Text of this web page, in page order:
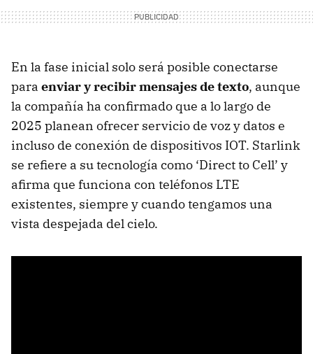
En la fase inicial solo será posible conectarse
para enviar y recibir mensajes de texto, aunque
la compañía ha confirmado que a lo largo de
2025 planean ofrecer servicio de voz y datos e
incluso de conexión de dispositivos IOT. Starlink
se refiere a su tecnología como ‘Direct to Cell’ y
afirma que funciona con teléfonos LTE
existentes, siempre y cuando tengamos una
vista despejada del cielo.